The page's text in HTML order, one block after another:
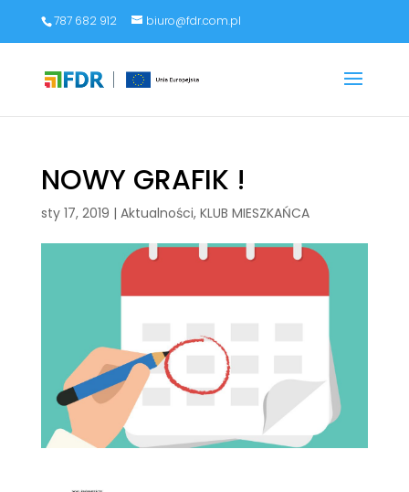
787 682 912 biuro@fdr.com.pl
NOWY GRAFIK !
sty 17, 2019 | Aktualności, KLUB MIESZKAŃCA